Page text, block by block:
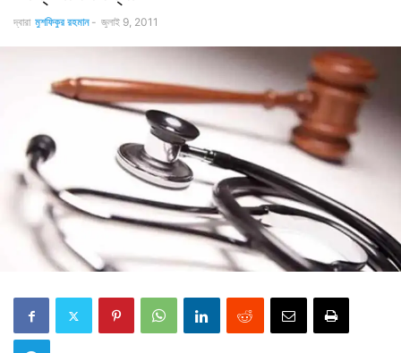
দ্বারা মুশফিকুর রহমান - জুলাই 9, 2011